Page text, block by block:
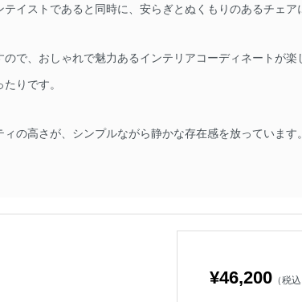
イストであると同時に、安らぎとぬくもりのあるチェア
で、おしゃれで魅力あるインテリアコーディネートが
りです。
の高さが、シンプルながら静かな存在感を放っていま
¥46,200（税込